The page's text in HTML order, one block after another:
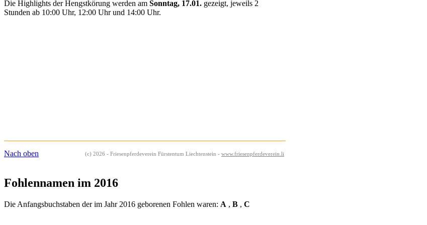
Die Highlights der Hengstkörung werden am Sonntag, 17.01. gezeigt, jeweils 2
Stunden ab 10:00 Uhr, 12:00 Uhr und 14:00 Uhr.
Nach oben (c) 2026 - Friesenpferdeverein Fürstentum Liechtenstein - www.friesenpferdeverein.li
Fohlennamen im 2016
Die Anfangsbuchstaben der im Jahr 2016 geborenen Fohlen waren: A , B , C